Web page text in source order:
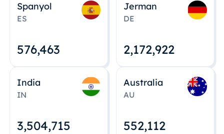
Spanyol
ES
576,463
Jerman
DE
2,172,922
India
IN
3,504,715
Australia
AU
552,112